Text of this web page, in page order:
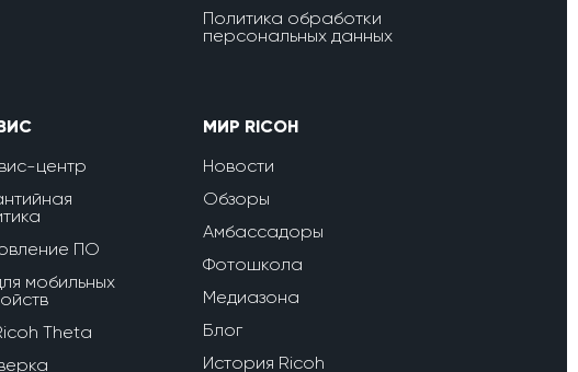
Политика обработки
персональных данных
центр
ПО
мобильных
Theta
МИР RICOH
Новости
Обзоры
Амбассадоры
Фотошкола
Медиазона
Блог
История Ricoh